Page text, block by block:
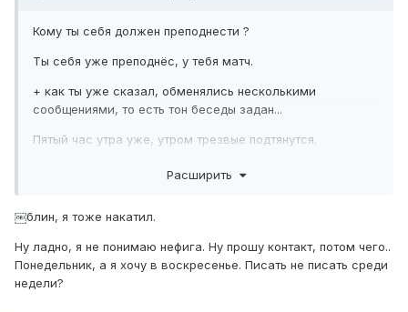
Кому ты себя должен преподнести ?
Ты себя уже преподнёс, у тебя матч.
+ как ты уже сказал, обменялись несколькими
сообщениями, то есть тон беседы задан...
Пятый час утра уже, утром трезвые подтянутся.
Расширить
￼блин, я тоже накатил.
Ну ладно, я не понимаю нефига. Ну прошу контакт, потом чего..
Понедельник, а я хочу в воскресенье. Писать не писать среди
недели?